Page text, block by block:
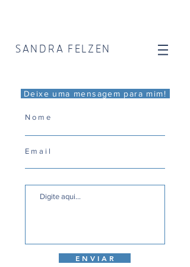
SANDRA FELZEN
Deixe uma mensagem para mim!
E N V I A R